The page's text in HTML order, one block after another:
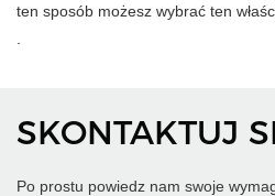
ten sposób możesz wybrać ten
SKONTAKTUJ
Po prostu powiedz nam swoje